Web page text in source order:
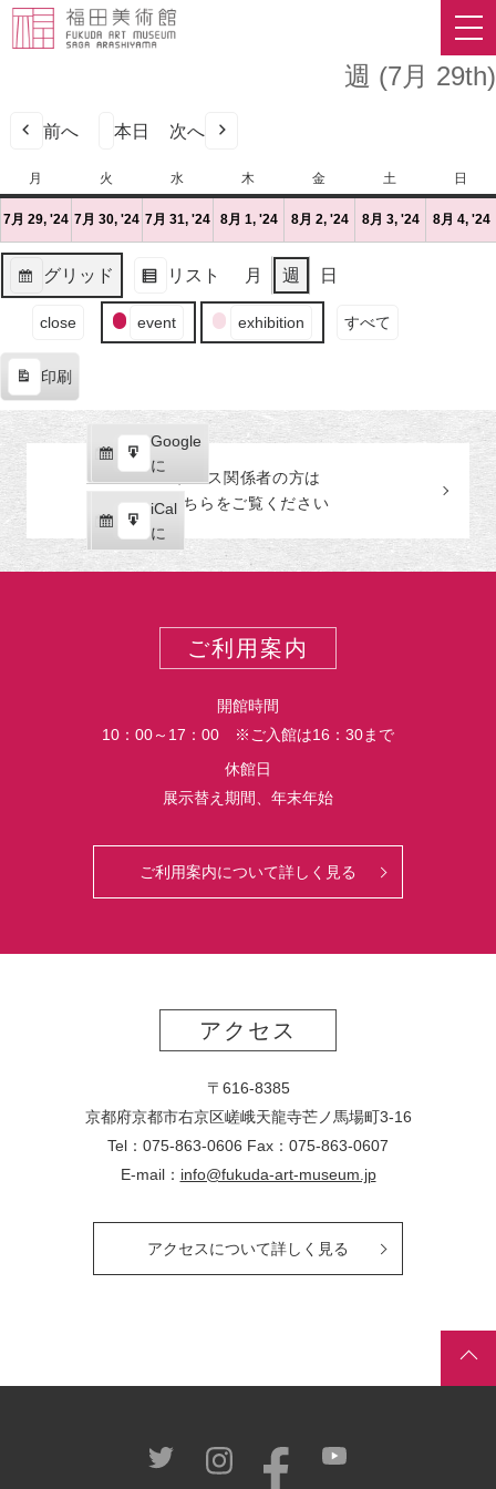
週 (7月 29th)
前へ 本日 次へ
月
曜
日
火
曜
日
水
曜
日
木
曜
日
金
曜
日
土
曜
日
日
曜
日
7月 29, '24 2024
年
月
日
（月）
(1
件
イ
ン
7月 30, '24 2024
年
月
30
日
（火）
(1
件
イ
ベ
ン
ト)
7月 31, '24 2024
年
月
31
日
（水）
(1
件
イ
ベ
ン
ト)
8月 1, '242024
年
8
月
1
日
（木）
(1
件
の
イ
ベ
ン
ト)
8月 2, '242024
年
日
(1
件
ン
8月 3, '242024
年
(1
件
8月 4, '24
グリッド
表
リスト
表
月 週 日
ン
の
カ
テ
ゴ
close event exhibition すべて
印刷
示
Google
で
購
読
iCal
で
購
読
Google
に
エ
ク
ス
ポ
iCal
に
エ
ク
プレス関係者の方は
こちらをご覧ください
ご利用案内
開館時間
10：00～17：00 ※ご入館は16：30まで
休館日
展示替え期間、年末年始
ご利用案内について詳しく見る
アクセス
〒616-8385
京都府京都市右京区嵯峨天龍寺芒ノ馬場町3-16
Tel：075-863-0606 Fax：075-863-0607
E-mail： info@fukuda-art-museum.jp
アクセスについて詳しく見る